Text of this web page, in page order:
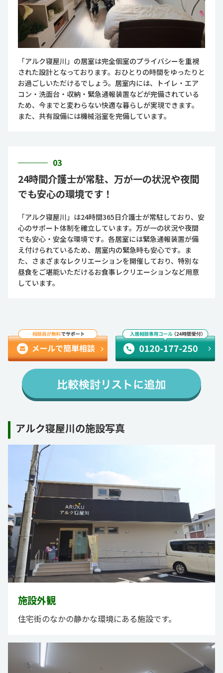
「アルク寝屋川」の居室は完全個室のプライバシーを重視
された設計となっております。おひとりの時間をゆったりと
お過ごしいただけるでしょう。居室内には、トイレ・エア
コン・洗面台・収納・緊急通報装置などが完備されている
ため、今までと変わらない快適な暮らしが実現できます。
また、共有設備には機械浴室を完備しています。
03
24時間介護士が常駐、万が一の状況や夜間
でも安心の環境です！
「アルク寝屋川」は24時間365日介護士が常駐しており、安
心のサポート体制を確立しています。万が一の状況や夜間
でも安心・安全な環境です。各居室には緊急通報装置が備
え付けられているため、居室内の緊急時も安心です。ま
た、さまざまなレクリエーションを開催しており、特別な
昼食をご堪能いただけるお食事レクリエーションなど用意
しています。
アルク寝屋川の施設写真
施設外観
住宅街のなかの静かな環境にある施設です。